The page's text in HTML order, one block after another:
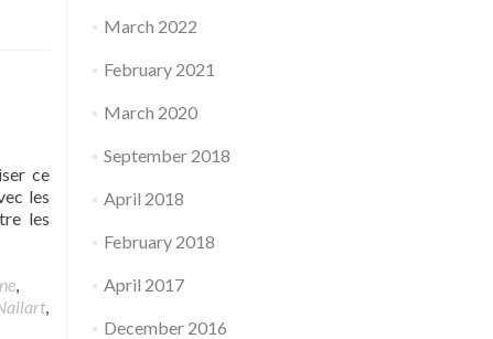
ce
les
les
,
,
March 2022
February 2021
March 2020
September 2018
April 2018
February 2018
April 2017
December 2016